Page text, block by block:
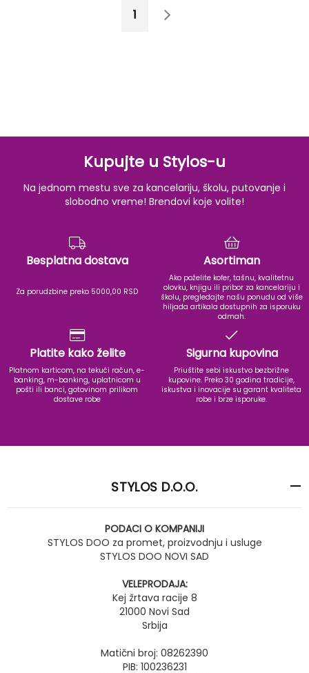
You're currently reading page
1 Page
2Page
Sledeće
Kupujte u Stylos-u
Na jednom mestu sve za kancelariju, školu, putovanje i
slobodno vreme! Brendovi koje volite!
Besplatna dostava
Za porudzbine preko 5000,00 RSD
Asortiman
Ako poželite kofer, tašnu, kvalitetnu
olovku, knjigu ili pribor za kancelariju i
školu, pregledajte našu ponudu od više
hiljada artikala dostupnih za isporuku
odmah.
Platite kako želite
Platnom karticom, na tekući račun, e-
banking, m-banking, uplatnicom u
pošti ili banci, gotovinom prilikom
dostave robe
Sigurna kupovina
Priuštite sebi iskustvo bezbrižne
kupovine. Preko 30 godina tradicije,
iskustva i inovacije su garant kvaliteta
robe i brze isporuke.
STYLOS D.O.O.
PODACI O KOMPANIJI
STYLOS DOO za promet, proizvodnju i usluge
STYLOS DOO NOVI SAD
VELEPRODAJA:
Kej žrtava racije 8
21000 Novi Sad
Srbija
Matični broj: 08262390
PIB: 100236231